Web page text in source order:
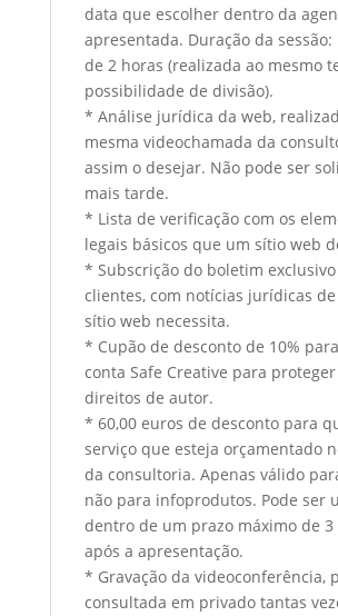
data que escolher dentro da
apresentada. Duração da sessão:
de 2 horas (realizada ao mesmo
possibilidade de divisão).
* Análise jurídica da web,
mesma videochamada da
assim o desejar. Não pode ser
mais tarde.
* Lista de verificação com os
legais básicos que um sítio web
* Subscrição do boletim
clientes, com notícias jurídicas
sítio web necessita.
* Cupão de desconto de 10%
conta Safe Creative para proteger
direitos de autor.
* 60,00 euros de desconto para
serviço que esteja orçamentado
da consultoria. Apenas válido
não para infoprodutos. Pode ser
dentro de um prazo máximo de 3
após a apresentação.
* Gravação da videoconferência,
consultada em privado tantas